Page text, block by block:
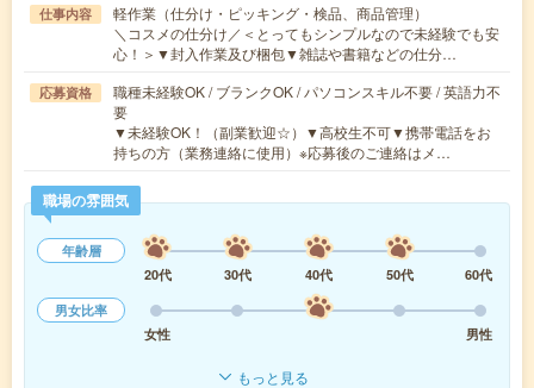
仕事内容
軽作業（仕分け・ピッキング・検品、商品管理）
＼コスメの仕分け／＜とってもシンプルなので未経験でも安
心！＞▼封入作業及び梱包▼雑誌や書籍などの仕分…
応募資格
職種未経験OK / ブランクOK / パソコンスキル不要 / 英語力不
要
▼未経験OK！（副業歓迎☆）▼高校生不可▼携帯電話をお
持ちの方（業務連絡に使用）※応募後のご連絡はメ…
職場の雰囲気
年齢層
20代
30代 40代 50代
60代
男女比率
女性
男性
もっと見る